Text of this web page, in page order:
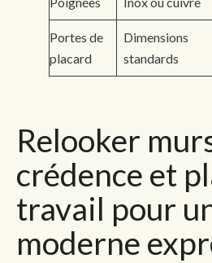
Portes de
placard
Dimensions
standards
Relooker
crédence et
travail pour
moderne